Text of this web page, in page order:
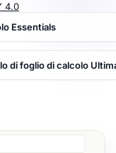
4.0
Essentials
di foglio di calcolo